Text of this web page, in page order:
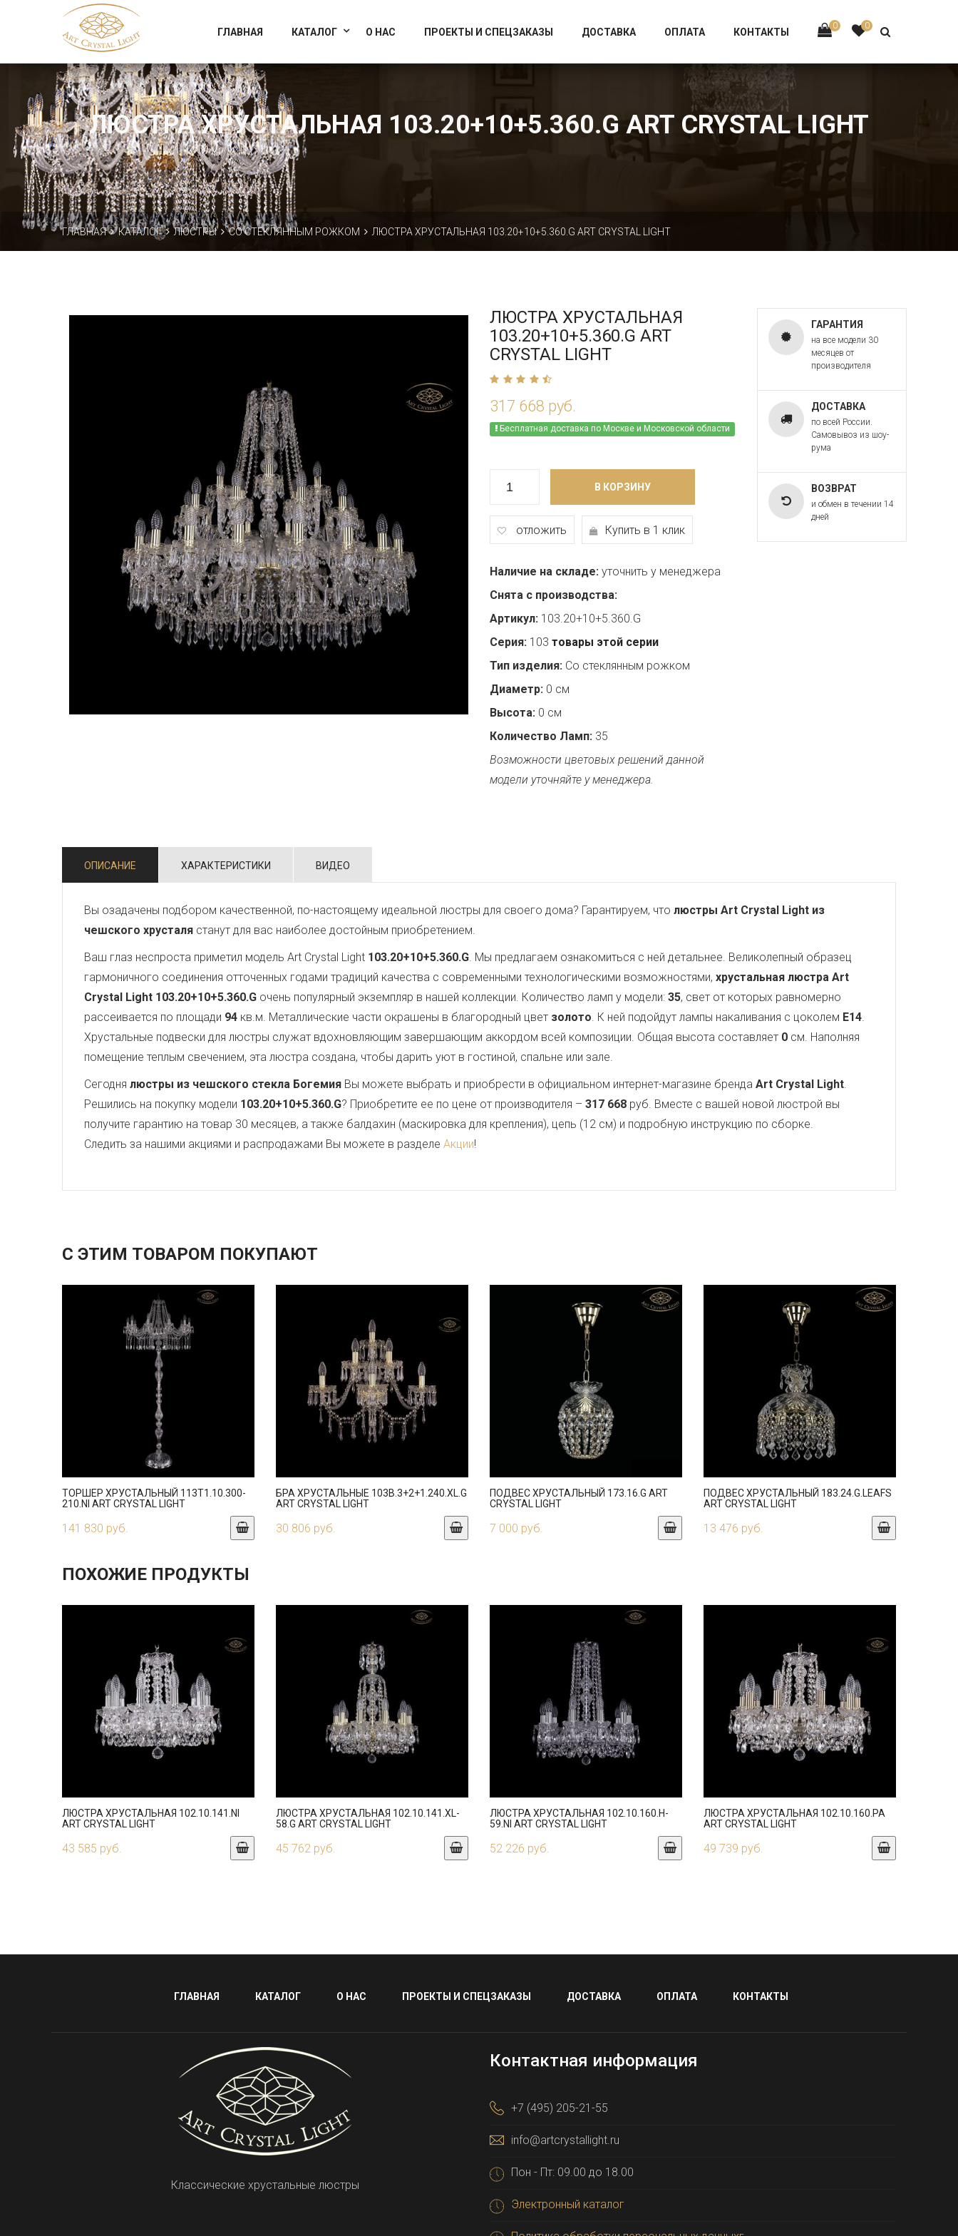
Официальный магазин фабрики Art Crystal Light
0 0
ГЛАВНАЯ КАТАЛОГ О НАС ПРОЕКТЫ И СПЕЦЗАКАЗЫ ДОСТАВКА ОПЛАТА КОНТАКТЫ
ЛЮСТРА ХРУСТАЛЬНАЯ 103.20+10+5.360.G ART CRYSTAL LIGHT
ГЛАВНАЯ КАТАЛОГ ЛЮСТРЫ СО СТЕКЛЯННЫМ РОЖКОМ ЛЮСТРА ХРУСТАЛЬНАЯ 103.20+10+5.360.G ART CRYSTAL LIGHT
ЛЮСТРА ХРУСТАЛЬНАЯ
103.20+10+5.360.G ART
CRYSTAL LIGHT
317 668 руб.
Бесплатная доставка по Москве и Московской области
В КОРЗИНУ
отложить Купить в 1 клик
Наличие на складе: уточнить у менеджера
Снята с производства:
Артикул: 103.20+10+5.360.G
Серия: 103 товары этой серии
Тип изделия: Со стеклянным рожком
Диаметр: 0 см
Высота: 0 см
Количество Ламп: 35
Возможности цветовых решений данной
модели уточняйте у менеджера.
ГАРАНТИЯ
на все модели 30
месяцев от
производителя
ДОСТАВКА
по всей России.
Самовывоз из шоу-
рума
ВОЗВРАТ
и обмен в течении 14
дней
ОПИСАНИЕ ХАРАКТЕРИСТИКИ ВИДЕО
Вы озадачены подбором качественной, по-настоящему идеальной люстры для своего дома? Гарантируем, что люстры Art Crystal Light из
чешского хрусталя станут для вас наиболее достойным приобретением.
Ваш глаз неспроста приметил модель Art Crystal Light 103.20+10+5.360.G. Мы предлагаем ознакомиться с ней детальнее. Великолепный образец
гармоничного соединения отточенных годами традиций качества с современными технологическими возможностями, хрустальная люстра Art
Crystal Light 103.20+10+5.360.G очень популярный экземпляр в нашей коллекции. Количество ламп у модели: 35, свет от которых равномерно
рассеивается по площади 94 кв.м. Металлические части окрашены в благородный цвет золото. К ней подойдут лампы накаливания с цоколем E14.
Хрустальные подвески для люстры служат вдохновляющим завершающим аккордом всей композиции. Общая высота составляет 0 см. Наполняя
помещение теплым свечением, эта люстра создана, чтобы дарить уют в гостиной, спальне или зале.
Сегодня люстры из чешского стекла Богемия Вы можете выбрать и приобрести в официальном интернет-магазине бренда Art Crystal Light.
Решились на покупку модели 103.20+10+5.360.G? Приобретите ее по цене от производителя – 317 668 руб. Вместе с вашей новой люстрой вы
получите гарантию на товар 30 месяцев, а также балдахин (маскировка для крепления), цепь (12 см) и подробную инструкцию по сборке.
Следить за нашими акциями и распродажами Вы можете в разделе Акции!
С ЭТИМ ТОВАРОМ ПОКУПАЮТ
ТОРШЕР ХРУСТАЛЬНЫЙ 113T1.10.300-
210.NI ART CRYSTAL LIGHT
141 830 руб.
БРА ХРУСТАЛЬНЫЕ 103B.3+2+1.240.XL.G
ART CRYSTAL LIGHT
30 806 руб.
ПОДВЕС ХРУСТАЛЬНЫЙ 173.16.G ART
CRYSTAL LIGHT
7 000 руб.
ПОДВЕС ХРУСТАЛЬНЫЙ 183.24.G.LEAFS
ART CRYSTAL LIGHT
13 476 руб.
ПОХОЖИЕ ПРОДУКТЫ
ЛЮСТРА ХРУСТАЛЬНАЯ 102.10.141.NI
ART CRYSTAL LIGHT
43 585 руб.
ЛЮСТРА ХРУСТАЛЬНАЯ 102.10.141.XL-
58.G ART CRYSTAL LIGHT
45 762 руб.
ЛЮСТРА ХРУСТАЛЬНАЯ 102.10.160.H-
59.NI ART CRYSTAL LIGHT
52 226 руб.
ЛЮСТРА ХРУСТАЛЬНАЯ 102.10.160.PA
ART CRYSTAL LIGHT
49 739 руб.
ГЛАВНАЯ КАТАЛОГ О НАС ПРОЕКТЫ И СПЕЦЗАКАЗЫ ДОСТАВКА ОПЛАТА КОНТАКТЫ
Классические хрустальные люстры
Контактная информация
+7 (495) 205-21-55
info@artcrystallight.ru
Пон - Пт: 09.00 до 18.00
Электронный каталог